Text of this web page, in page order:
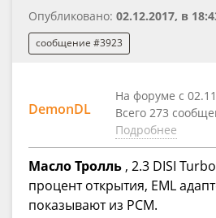
Опубликовано: 02.12.2017, в
сообщение #3923
DemonDL
На форуме с
Всего 273
Подробнее
Масло Тролль , 2.3 DISI
процент открытия, EML
показывают из PCM.